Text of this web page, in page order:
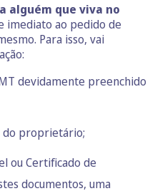
alguém que viva no
imediato ao pedido de
Para isso, vai
devidamente preenchido
do proprietário;
ou Certificado de
documentos, uma